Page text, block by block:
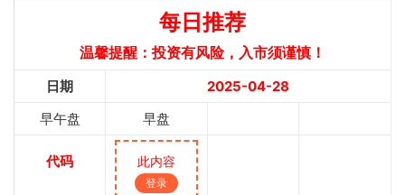
每日推荐
温馨提醒：投资有风险，入市须谨慎！
日期
2025-04-28
早午盘
早盘
代码 此内容
登录